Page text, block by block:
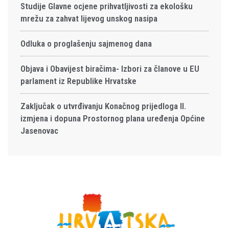
Studije Glavne ocjene prihvatljivosti za ekološku
mrežu za zahvat lijevog unskog nasipa
Odluka o proglašenju sajmenog dana
Objava i Obavijest biračima- Izbori za članove u EU
parlament iz Republike Hrvatske
Zaključak o utvrđivanju Konačnog prijedloga II.
izmjena i dopuna Prostornog plana uređenja Općine
Jasenovac